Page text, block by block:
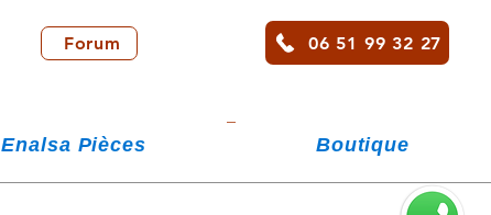
Forum 06 51 99 32 27
Enalsa Pièces Boutique